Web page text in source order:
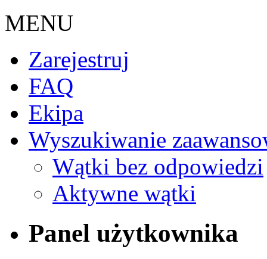
MENU
Zarejestruj
FAQ
Ekipa
Wyszukiwanie
Wątki bez odpowiedzi
Aktywne wątki
Panel użytkownika